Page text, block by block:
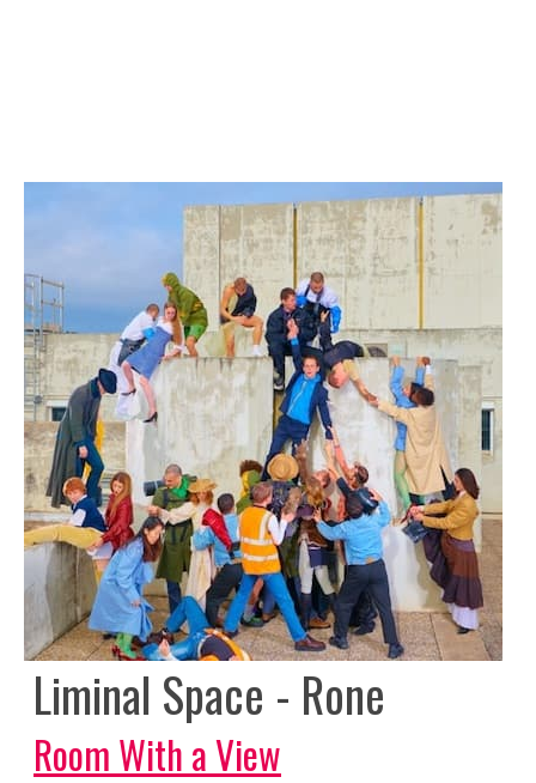
Liminal Space - Rone
Room With a View